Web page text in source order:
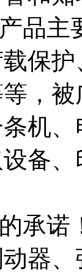
主
保
，
机
备
诺
器